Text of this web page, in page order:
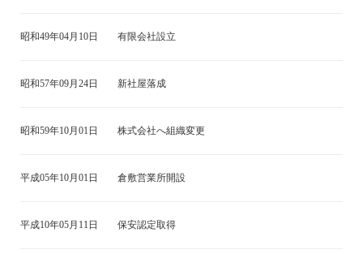
昭和49年04月10日 有限会社設立
昭和57年09月24日 新社屋落成
昭和59年10月01日 株式会社へ組織変更
平成05年10月01日 倉敷営業所開設
平成10年05月11日 保安認定取得